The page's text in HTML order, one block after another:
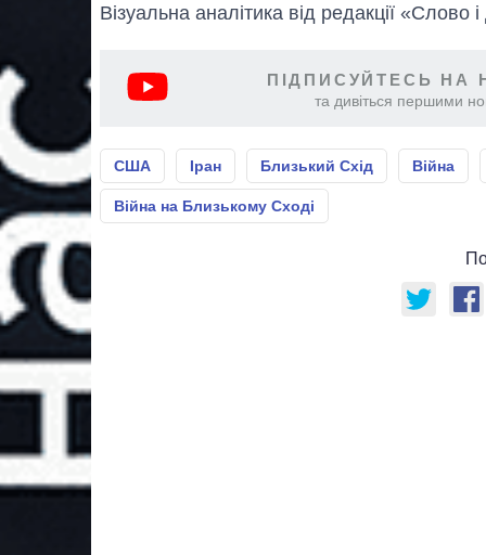
Візуальна аналітика від редакції «Слово
ПІДПИСУЙТЕСЬ НА
та дивіться першими
США Іран Близький Схід Війна
Війна на Близькому Сході